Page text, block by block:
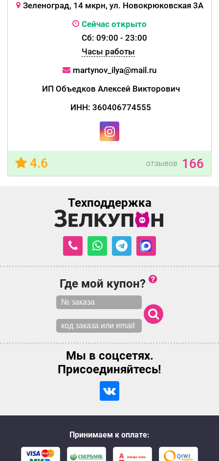
Зеленоград, 14 мкрн, ул. Новокрюковская 3А
Сейчас открыто
Сб: 09:00 - 23:00
Часы работы
martynov_ilya@mail.ru
ИП Объедков Алексей Викторович
ИНН: 360406774555
4.6 отзывов 166
Техподдержка
Где мой купон?
Мы в соцсетях.
Присоединяйтесь!
Принимаем к оплате: